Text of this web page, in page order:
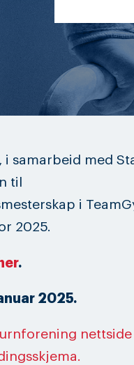
samarbeid med
til
i
2025.
her.
2025.